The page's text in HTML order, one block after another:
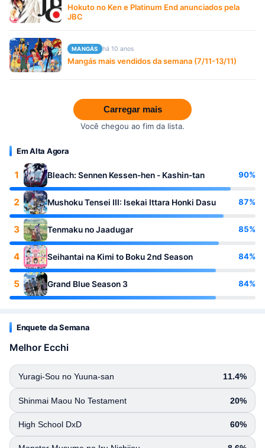
Hokuto no Ken e Platinum End anunciados pela
JBC
MANGÁS há 10 anos
Mangás mais vendidos da semana (7/11-13/11)
Carregar mais
Você chegou ao fim da lista.
Em Alta Agora
1 Bleach: Sennen Kessen-hen - Kashin-tan 90%
2 Mushoku Tensei III: Isekai Ittara Honki Dasu 87%
3 Tenmaku no Jaadugar 85%
4 Seihantai na Kimi to Boku 2nd Season 84%
5 Grand Blue Season 3 84%
Enquete da Semana
Melhor Ecchi
Yuragi-Sou no Yuuna-san 11.4%
Shinmai Maou No Testament 20%
High School DxD 60%